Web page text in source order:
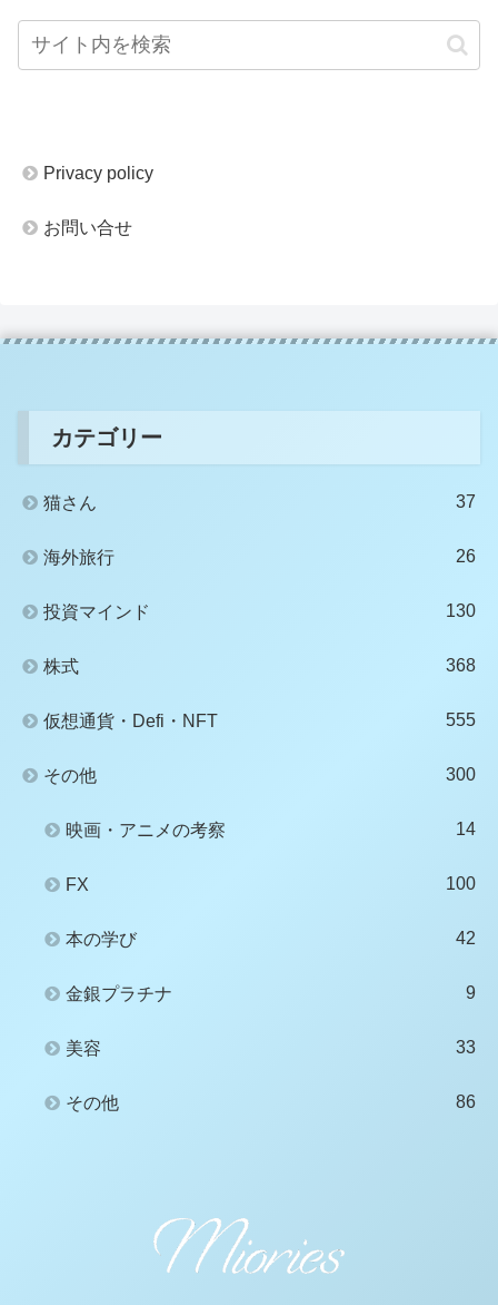
Privacy policy
お問い合せ
カテゴリー
猫さん 37
海外旅行 26
投資マインド 130
株式 368
仮想通貨・Defi・NFT 555
その他 300
映画・アニメの考察 14
FX 100
本の学び 42
金銀プラチナ 9
美容 33
その他 86